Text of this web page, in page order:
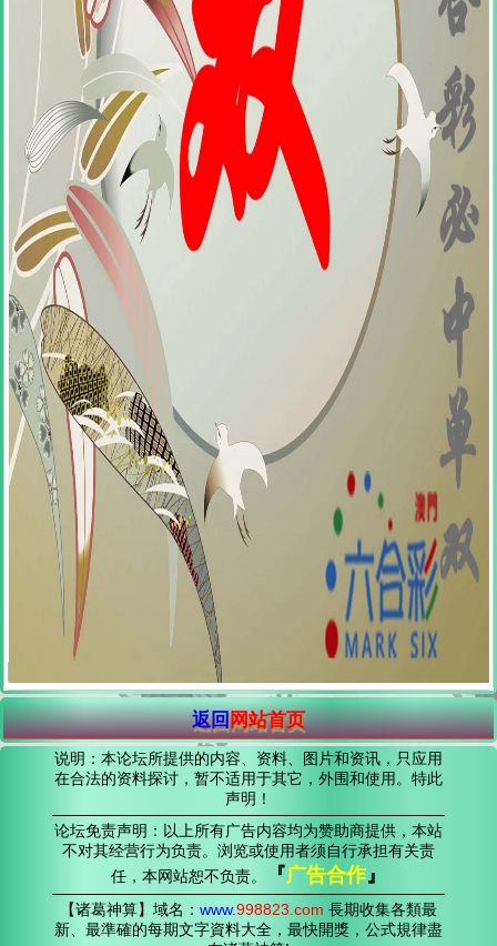
返回网站首页
说明：本论坛所提供的内容、资料、图片和资讯，只应用
在合法的资料探讨，暂不适用于其它，外围和使用。特此
声明！
论坛免责声明：以上所有广告内容均为赞助商提供，本站
不对其经营行为负责。浏览或使用者须自行承担有关责
任，本网站恕不负责。
『广告合作』
【诸葛神算】域名： www.998823 .com 長期收集各類最
新、最準確的每期文字資料大全，最快開獎，公式規律盡